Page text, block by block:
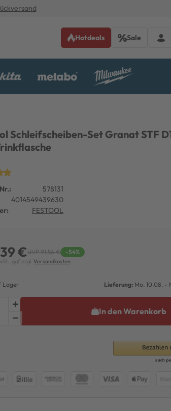
Hotdeals Sale
Schleifscheiben-Set Granat STF
578131
4014549439630
FESTOOL
€UVP 91,56 € -54%
ggf. zzgl. Versandkosten
Lager Lieferung: Mo. 10.08. -
In den Warenkorb